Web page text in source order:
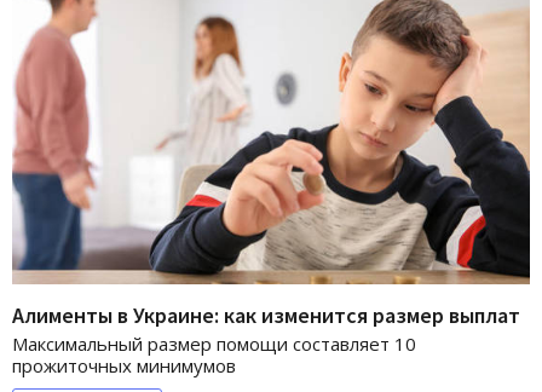
Алименты в Украине: как изменится размер выплат
Максимальный размер помощи составляет 10
прожиточных минимумов